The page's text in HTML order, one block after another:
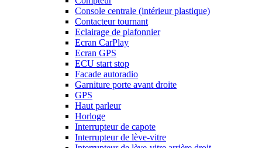
Console centrale (intérieur plastique)
Contacteur tournant
Eclairage de plafonnier
Ecran CarPlay
Ecran GPS
ECU start stop
Facade autoradio
Garniture porte avant droite
GPS
Haut parleur
Horloge
Interrupteur de capote
Interrupteur de lève-vitre